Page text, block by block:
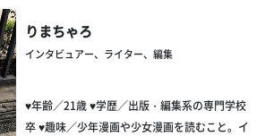
りまちゃろ
インタビュアー、ライター、編集
♥年齢／21歳 ♥学歴／出版・編集系の専門学校
卒 ♥趣味／少年漫画や少女漫画を読むこと。イ